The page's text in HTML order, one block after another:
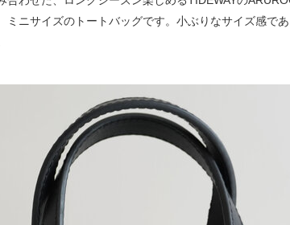
ミニサイズのトートバッグです。小ぶりなサイズ感で